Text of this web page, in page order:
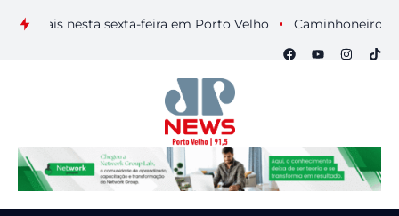
nesta sexta-feira em Porto Velho Caminhoneiro morre